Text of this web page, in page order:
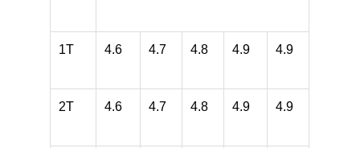
1T 4.6 4.7 4.8 4.9 4.9
2T 4.6 4.7 4.8 4.9 4.9